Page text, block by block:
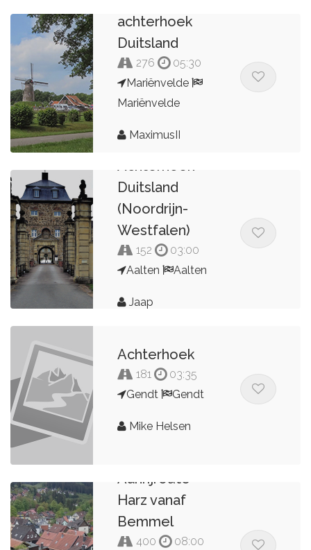
achterhoek
Duitsland
276
05:30
Mariënvelde
Mariënvelde
MaximusII
Achterhoek -
Duitsland
(Noordrijn-
Westfalen)
152
03:00
Aalten
Aalten
Jaap
Achterhoek
181
03:35
Gendt
Gendt
Mike Helsen
Aanrijroute
Harz vanaf
Bemmel
400
08:00